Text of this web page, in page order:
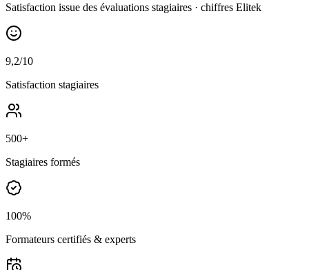
Satisfaction issue des évaluations stagiaires · chiffres Elitek
9,2/10
Satisfaction stagiaires
500+
Stagiaires formés
100%
Formateurs certifiés & experts